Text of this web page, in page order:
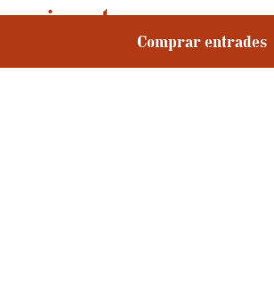
una
compartida entre
Visuals i l’Escola
Comprar entrades